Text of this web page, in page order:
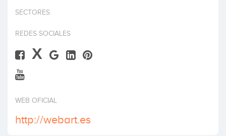
Invest
SECTORES
REDES SOCIALES
X
WEB OFICIAL
http://webart.es